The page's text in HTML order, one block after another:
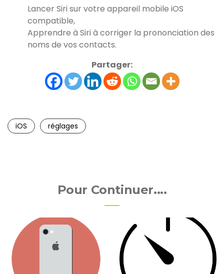
Lancer Siri sur votre appareil mobile iOS
compatible,
Apprendre à Siri à corriger la prononciation des
noms de vos contacts.
Partager:
iOS réglages
Pour Continuer....